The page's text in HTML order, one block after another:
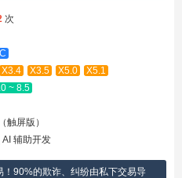
次
X3.4 X3.5 X5.0
X5.1
~ 8.5
触屏版）
AI 辅助开发
90%的欺诈、纠纷由私下交易导